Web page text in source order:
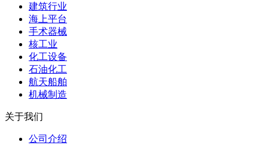
建筑行业
海上平台
手术器械
核工业
化工设备
石油化工
航天船舶
机械制造
关于我们
公司介绍